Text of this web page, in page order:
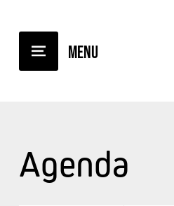
Agenda